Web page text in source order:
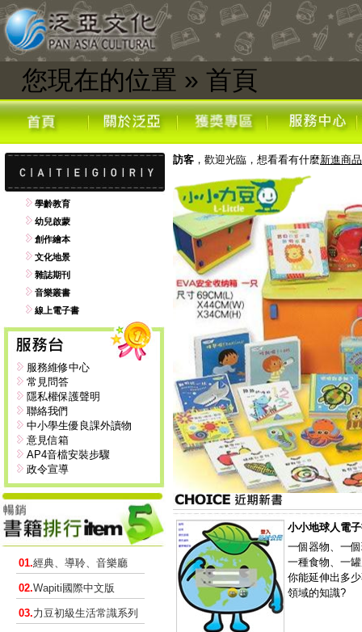
您現在的位置 » 首頁
學齡教育
幼兒啟蒙
創作繪本
文化地景
雜誌期刊
音樂叢書
線上電子書
服務維修中心
常見問答
隱私權保護聲明
聯絡我們
中小學生優良課外讀物
意見信箱
AP4音檔安裝步驟
政令宣導
01.經典、導聆、音樂廳
02.Wapiti國際中文版
03.力豆初級生活常識系列
訪客 ，歡迎光臨，想看看有什麼新進商品
小小地球人電
一個器物、一
一種食物、一
你能延伸出多
領域的知識?